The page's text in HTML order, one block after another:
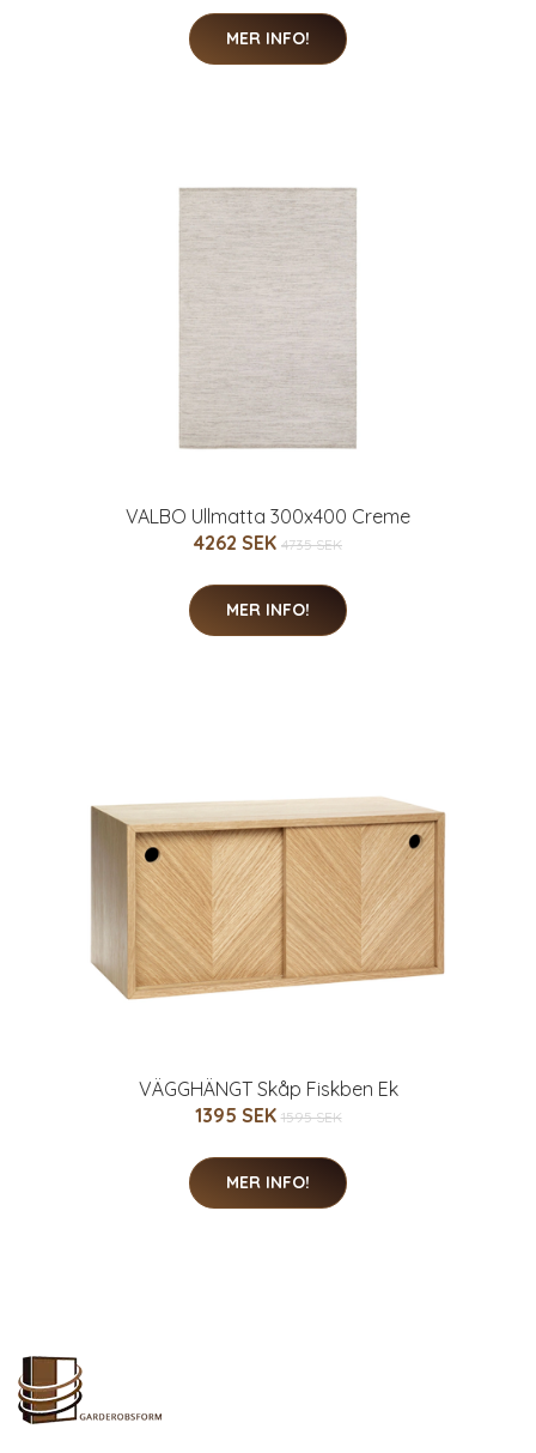
MER INFO!
VALBO Ullmatta 300x400 Creme
4262 SEK 4735 SEK
MER INFO!
VÄGGHÄNGT Skåp Fiskben Ek
1395 SEK 1595 SEK
MER INFO!